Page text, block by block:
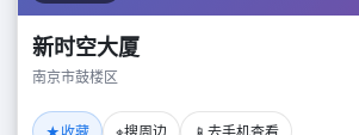
新时空大厦
南京市鼓楼区